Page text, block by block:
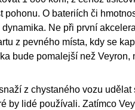
pohonu. O bateriích či
Ne při první
z pevného místa, kdy se
bude pomalejší než Veyron,
z chystaného vozu
by lidé používali. Zatímco